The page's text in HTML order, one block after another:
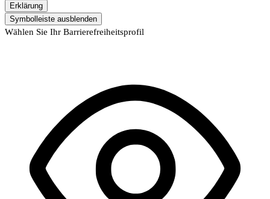
Erklärung
Symbolleiste ausblenden
Wählen Sie Ihr Barrierefreiheitsprofil